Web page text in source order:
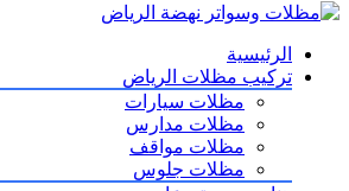
الرئيسية
تركيب مظلات الرياض
مظلات سيارات
مظلات مدارس
مظلات مواقف
مظلات جلوس